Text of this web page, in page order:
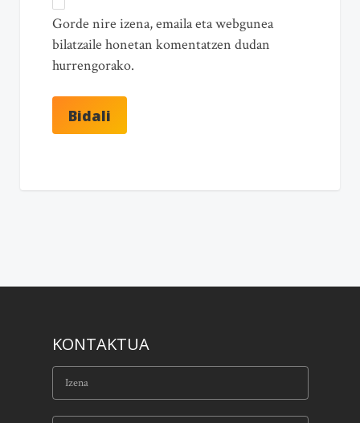
Gorde nire izena, emaila eta webgunea
bilatzaile honetan komentatzen dudan
hurrengorako.
KONTAKTUA